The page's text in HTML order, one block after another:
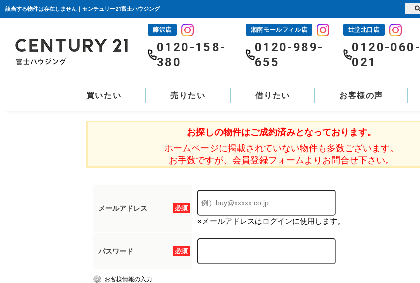
該当する物件は存在しません｜センチュリー21富士ハウジング
藤沢店
0120-158-
380
湘南モールフィル店
0120-989-
655
辻堂北口店
0120-060-
021
買いたい 売りたい 借りたい お客様の声
お探しの物件はご成約済みとなっております。
ホームページに掲載されていない物件も多数ございます。
お手数ですが、会員登録フォームよりお問合せ下さい。
必須
メールアドレス
※メールアドレスはログインに使用します。
必須
パスワード
お客様情報の入力